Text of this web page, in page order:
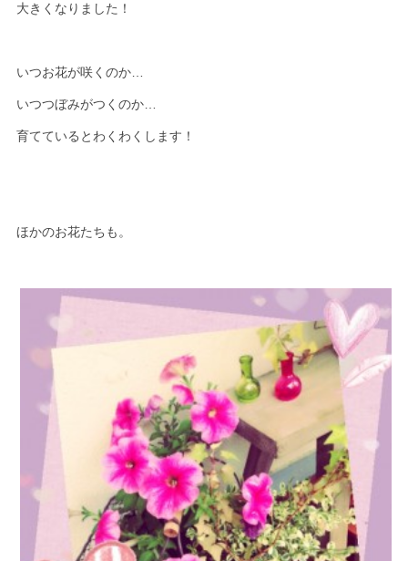
大きくなりました！
いつお花が咲くのか…
いつつぼみがつくのか…
育てているとわくわくします！
ほかのお花たちも。